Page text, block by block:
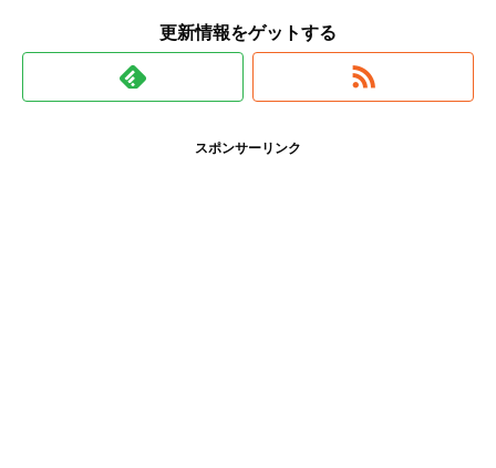
更新情報をゲットする
スポンサーリンク